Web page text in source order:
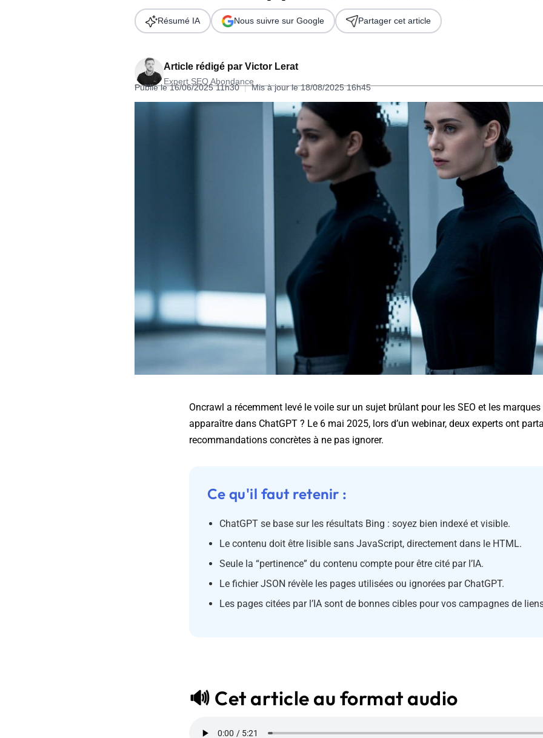
Télécharger l'Ebook
Formation SEO & GEO - Edition 2026
Article rédigé par Victor Lerat
Expert SEO Abondance
Publié le 16/06/2025 11h30 | Mis à jour le 18/08/2025 16h45
Résumé IA Nous suivre sur Google Partager cet article
Oncrawl a récemment levé le voile sur un sujet brûlant pour les SEO et les
apparaître dans ChatGPT ? Le 6 mai 2025, lors d’un webinar, deux experts ont
recommandations concrètes à ne pas ignorer.
Ce qu'il faut retenir :
ChatGPT se base sur les résultats Bing : soyez bien indexé et visible.
Le contenu doit être lisible sans JavaScript, directement dans le HTML.
Seule la “pertinence” du contenu compte pour être cité par l’IA.
Le fichier JSON révèle les pages utilisées ou ignorées par ChatGPT.
Les pages citées par l’IA sont de bonnes cibles pour vos campagnes de
🔊 Cet article au format audio